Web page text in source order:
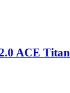
ACE Titan